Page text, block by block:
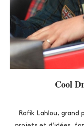
Cool
Rafik Lahlou, grand